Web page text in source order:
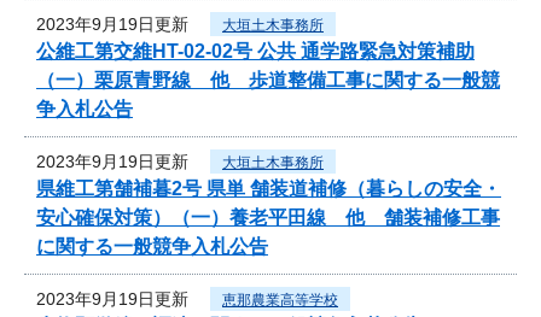
2023年9月19日更新 大垣土木事務所
公維工第交維HT-02-02号 公共 通学路緊急対策補助
（一）栗原青野線 他 歩道整備工事に関する一般競
争入札公告
2023年9月19日更新 大垣土木事務所
県維工第舗補暮2号 県単 舗装道補修（暮らしの安全・
安心確保対策）（一）養老平田線 他 舗装補修工事
に関する一般競争入札公告
2023年9月19日更新 恵那農業高等学校